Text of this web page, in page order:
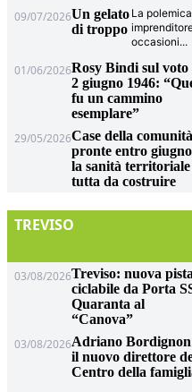
09/07/2026Un gelato
di troppo
La
occasioni...
01/06/2026Rosy Bindi sul voto
2 giugno 1946:
fu un cammino
esemplare”
29/05/2026Case della comunità
pronte entro
la sanità territoriale
tutta da costruire
TREVISO
03/08/2026Treviso: nuova
ciclabile da Porta
Quaranta al
“Canova”
03/08/2026Adriano Bordignon
il nuovo direttore
Centro della